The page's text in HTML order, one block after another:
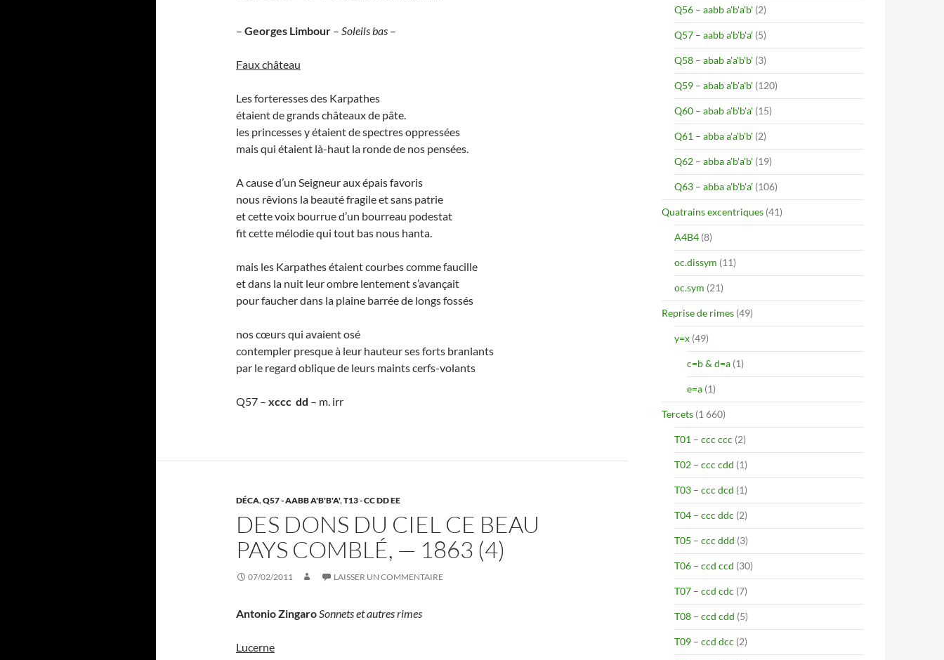
– Georges Limbour – Soleils bas –
Faux château
Les forteresses des Karpathes
étaient de grands châteaux de pâte.
les princesses y étaient de spectres oppressées
mais qui étaient là-haut la ronde de nos pensées.
A cause d’un Seigneur aux épais favoris
nous rêvions la beauté fragile et sans patrie
et cette voix bourrue d’un bourreau podestat
fit cette mélodie qui tout bas nous hanta.
mais les Karpathes étaient courbes comme faucille
et dans la nuit leur ombre lentement s’avançait
pour faucher dans la plaine barrée de longs fossés
nos cœurs qui avaient osé
contempler presque à leur hauteur ses forts branlants
par le regard oblique de leurs maints cerfs-volants
Q57 – xccc dd – m. irr
DÉCA,Q57 - AABB A'B'B'A',T13 - CC DD EE
DES DONS DU CIEL CE BEAU
PAYS COMBLÉ, — 1863 (4)
07/02/2011 LAISSER UN COMMENTAIRE
Antonio ZingaroSonnets et autres rimes
Lucerne
Q56 – aabb a'b'a'b' (2)
Q57 – aabb a'b'b'a' (5)
Q58 – abab a'a'b'b' (3)
Q59 – abab a'b'a'b' (120)
Q60 – abab a'b'b'a' (15)
Q61 – abba a'a'b'b' (2)
Q62 – abba a'b'a'b' (19)
Q63 – abba a'b'b'a' (106)
Quatrains excentriques (41)
A4B4 (8)
oc.dissym (11)
oc.sym (21)
Reprise de rimes (49)
y=x (49)
c=b & d=a (1)
e=a (1)
Tercets (1 660)
T01 – ccc ccc (2)
T02 – ccc cdd (1)
T03 – ccc dcd (1)
T04 – ccc ddc (2)
T05 – ccc ddd (3)
T06 – ccd ccd (30)
T07 – ccd cdc (7)
T08 – ccd cdd (5)
T09 – ccd dcc (2)